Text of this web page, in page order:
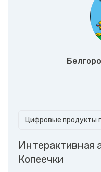
Цифровые продукты
Интерактивная
Копеечки